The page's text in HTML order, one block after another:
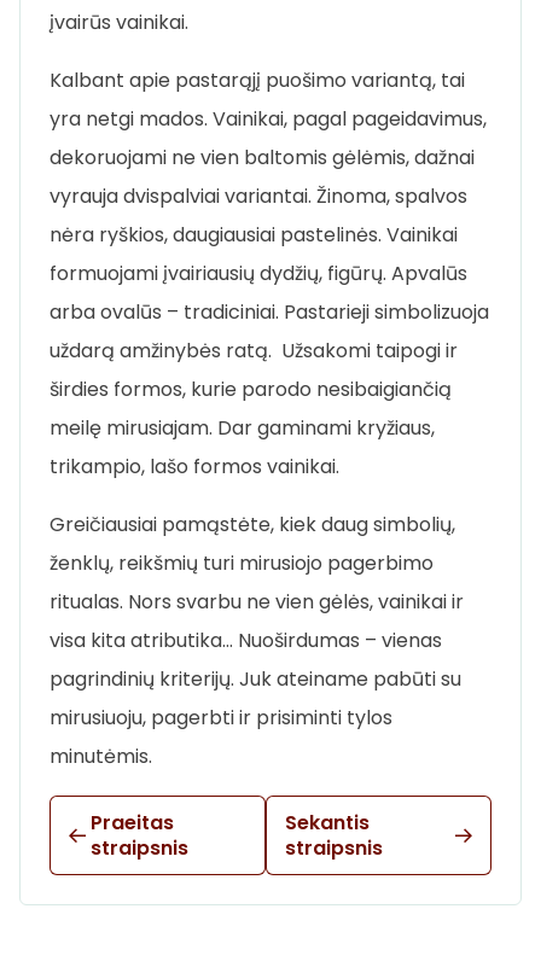
įvairūs vainikai.
Kalbant apie pastarąjį puošimo variantą, tai
yra netgi mados. Vainikai, pagal pageidavimus,
dekoruojami ne vien baltomis gėlėmis, dažnai
vyrauja dvispalviai variantai. Žinoma, spalvos
nėra ryškios, daugiausiai pastelinės. Vainikai
formuojami įvairiausių dydžių, figūrų. Apvalūs
arba ovalūs – tradiciniai. Pastarieji simbolizuoja
uždarą amžinybės ratą. Užsakomi taipogi ir
širdies formos, kurie parodo nesibaigiančią
meilę mirusiajam. Dar gaminami kryžiaus,
trikampio, lašo formos vainikai.
Greičiausiai pamąstėte, kiek daug simbolių,
ženklų, reikšmių turi mirusiojo pagerbimo
ritualas. Nors svarbu ne vien gėlės, vainikai ir
visa kita atributika… Nuoširdumas – vienas
pagrindinių kriterijų. Juk ateiname pabūti su
mirusiuoju, pagerbti ir prisiminti tylos
minutėmis.
Praeitas
straipsnis
Sekantis
straipsnis